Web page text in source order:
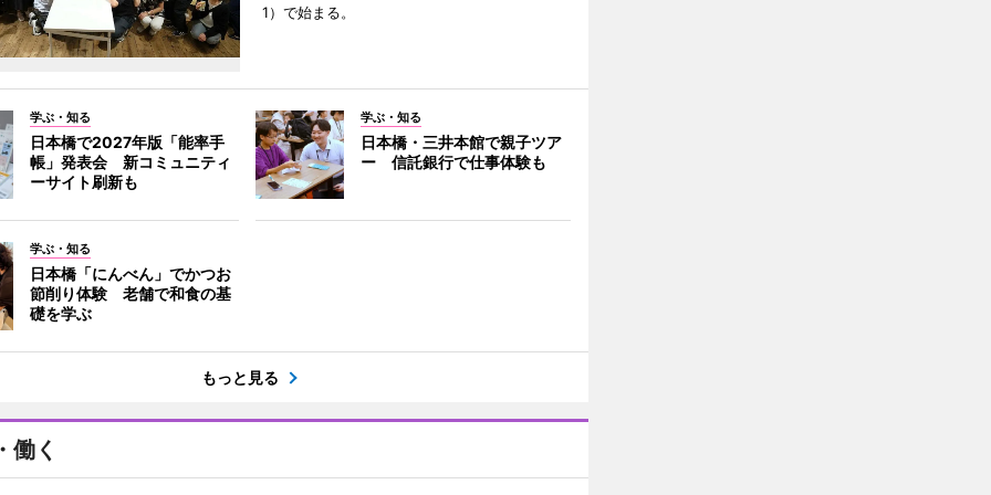
1）で始まる。
学ぶ・知る
日本橋で2027年版「能率手
帳」発表会 新コミュニティ
ーサイト刷新も
学ぶ・知る
日本橋・三井本館で親子ツア
ー 信託銀行で仕事体験も
学ぶ・知る
日本橋「にんべん」でかつお
節削り体験 老舗で和食の基
礎を学ぶ
もっと見る
働く